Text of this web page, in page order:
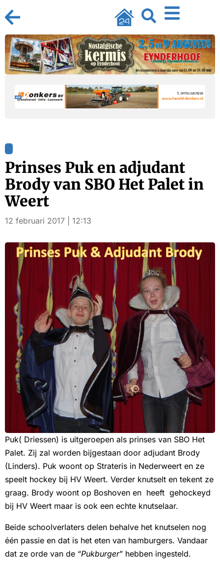
Prinses Puk en adjudant
Brody van SBO Het Palet in
Weert
12 februari 2017 | 12:13
Puk( Driessen) is uitgeroepen als prinses van SBO Het
Palet. Zij zal worden bijgestaan door adjudant Brody
(Linders). Puk woont op Strateris in Nederweert en ze
speelt hockey bij HV Weert. Verder knutselt en tekent ze
graag. Brody woont op Boshoven en heeft gehockeyd
bij HV Weert maar is ook een echte knutselaar.
Beide schoolverlaters delen behalve het knutselen nog
één passie en dat is het eten van hamburgers. Vandaar
dat ze orde van de “Pukburger” hebben ingesteld.